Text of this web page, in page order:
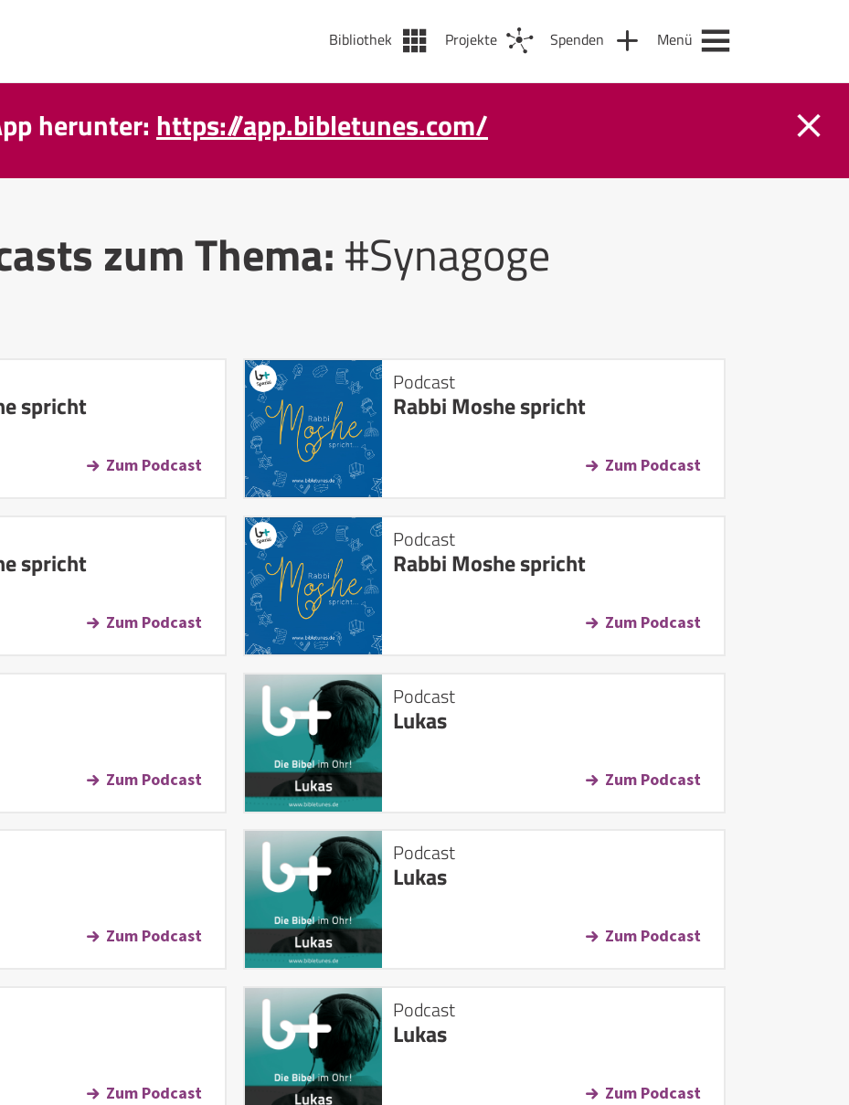
Bibliothek Projekte Spenden Menü
herunter: https://app.bibletunes.com/
zum Thema:#Synagoge
spricht
Zum Podcast
Podcast
Rabbi Moshe spricht
Zum Podcast
spricht
Zum Podcast
Podcast
Rabbi Moshe spricht
Zum Podcast
Zum Podcast
Podcast
Lukas
Zum Podcast
Zum Podcast
Podcast
Lukas
Zum Podcast
Zum Podcast
Podcast
Lukas
Zum Podcast